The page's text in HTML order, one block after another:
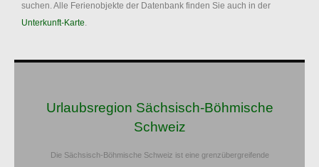
suchen. Alle Ferienobjekte der Datenbank finden Sie auch in der
Unterkunft-Karte.
Urlaubsregion Sächsisch-Böhmische
Schweiz
Die Sächsisch-Böhmische Schweiz ist eine grenzübergreifende